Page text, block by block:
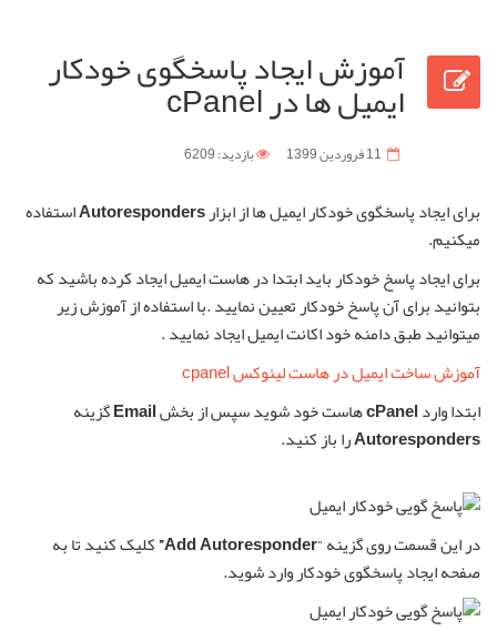
آموزش ایجاد پاسخگوی خودکار
ایمیل ها در cPanel
11 فروردين 1399 بازدید: 6209
برای ایجاد پاسخگوی خودکار ایمیل ها از ابزارAutorespondersاستفاده
میکنیم.
برای ایجاد پاسخ خودکار باید ابتدا در هاست ایمیل ایجاد کرده باشید که
بتوانید برای آن پاسخ خودکار تعیین نمایید .با استفاده از آموزش زیر
میتوانید طبق دامنه خود اکانت ایمیل ایجاد نمایید .
آموزش ساخت ایمیل در هاست لینوکس cpanel
ابتدا واردcPanelهاست خود شوید سپس از بخش
گزینه
Autorespondersرا باز کنید.
در این قسمت روی گزینه “Add Autoresponder” کلیک کنید تا به
صفحه ایجاد پاسخگوی خودکار وارد شوید.